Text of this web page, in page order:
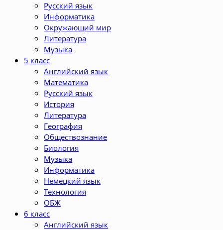
Русский язык
Информатика
Окружающий мир
Литература
Музыка
5 класс
Английский язык
Математика
Русский язык
История
Литература
География
Обществознание
Биология
Музыка
Информатика
Немецкий язык
Технология
ОБЖ
6 класс
Английский язык